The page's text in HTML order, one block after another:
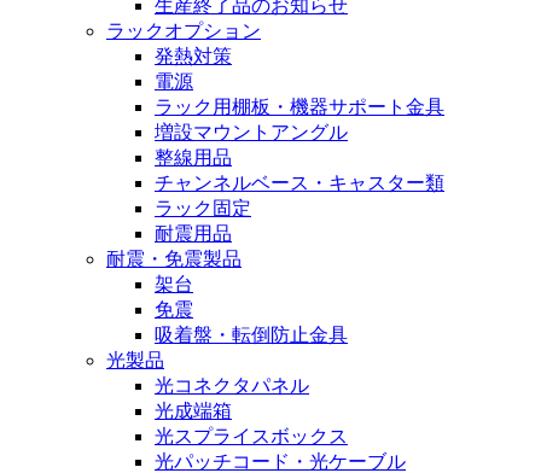
生産終了品のお知らせ
ラックオプション
発熱対策
電源
ラック用棚板・機器サポート金具
増設マウントアングル
整線用品
チャンネルベース・キャスター類
ラック固定
耐震用品
耐震・免震製品
架台
免震
吸着盤・転倒防止金具
光製品
光コネクタパネル
光成端箱
光スプライスボックス
光パッチコード・光ケーブル